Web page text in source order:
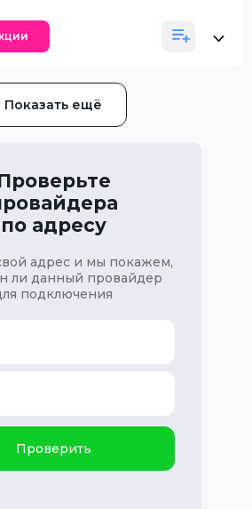
Показать ещё
по адресу
адрес и мы покажем,
ли данный провайдер
подключения
Проверить